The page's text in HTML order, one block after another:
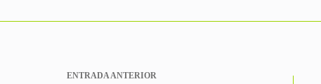
ENTRADAANTERIOR